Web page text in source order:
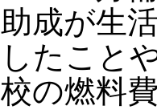
助成が生
したこと
校の燃料